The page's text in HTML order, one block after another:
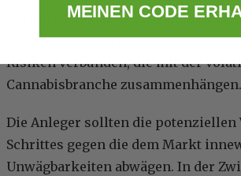
die Initiative das Vertrauen in die
Unternehmens widerspiegelt, ist
Risiken verbunden, die mit der
Cannabisbranche zusammenhängen.
Die Anleger sollten die potenziellen
Schrittes gegen die dem Markt
Unwägbarkeiten abwägen. In der
MEINEN CODE